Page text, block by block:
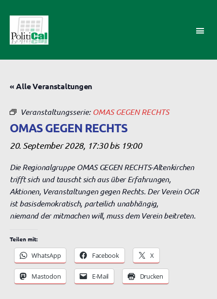
AK
« Alle Veranstaltungen
Veranstaltungsserie: OMAS GEGEN RECHTS
OMAS GEGEN RECHTS
20. September 2028, 17:30bis 19:00
Die Regionalgruppe OMAS GEGEN RECHTS-Altenkirchen
trifft sich und tauscht sich aus über Erfahrungen,
Aktionen, Veranstaltungen gegen Rechts. Der Verein OGR
ist basisdemokratisch, parteilich unabhängig,
niemand der mitmachen will, muss dem Verein beitreten.
Teilen mit:
WhatsApp Facebook X
Mastodon E-Mail Drucken